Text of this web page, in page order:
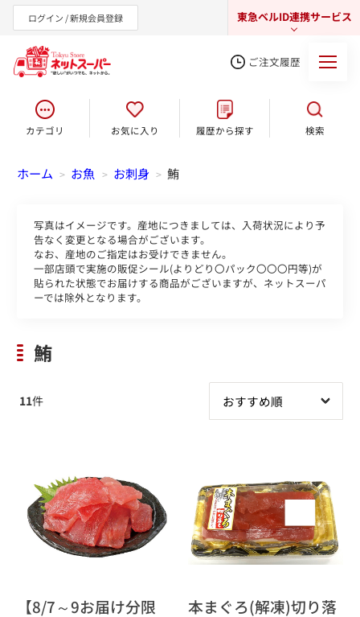
ログイン / 新規会員登録 東急ベルID連携サービス
東急オンラインショップ
ご注文履歴
カテゴリ お気に入り 履歴から探す 検索
ホーム > お魚 > お刺身 > 鮪
写真はイメージです。産地につきましては、入荷状況により予
告なく変更となる場合がございます。
なお、産地のご指定はお受けできません。
一部店頭で実施の販促シール(よりどり〇パック〇〇〇円等)が
貼られた状態でお届けする商品がございますが、ネットスーパ
ーでは除外となります。
鮪
11件
【8/7～9お届け分限
本まぐろ(解凍)切り落